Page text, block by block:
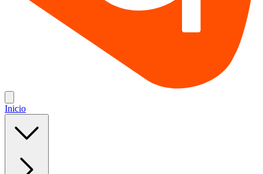
Inicio